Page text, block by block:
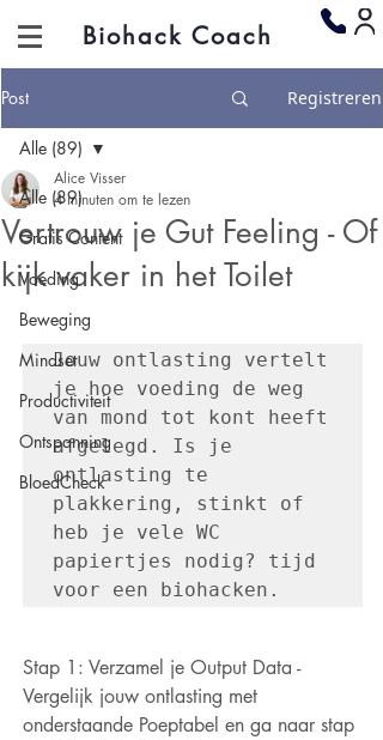
Biohack Coach
Post Registreren
Alle (89)
Gratis Content
Voeding
Beweging
Mindset
Productiviteit
Ontspanning
BloedCheck
Alle (89)
Vertrouw je Gut Feeling - Of
kijk vaker in het Toilet
Alice Visser
4 minuten om te lezen
Jouw ontlasting vertelt
je hoe voeding de weg
van mond tot kont heeft
afgelegd. Is je
ontlasting te
plakkering, stinkt of
heb je vele WC
papiertjes nodig? tijd
voor een biohacken.
Stap 1: Verzamel je Output Data -
Vergelijk jouw ontlasting met
onderstaande Poeptabel en ga naar stap